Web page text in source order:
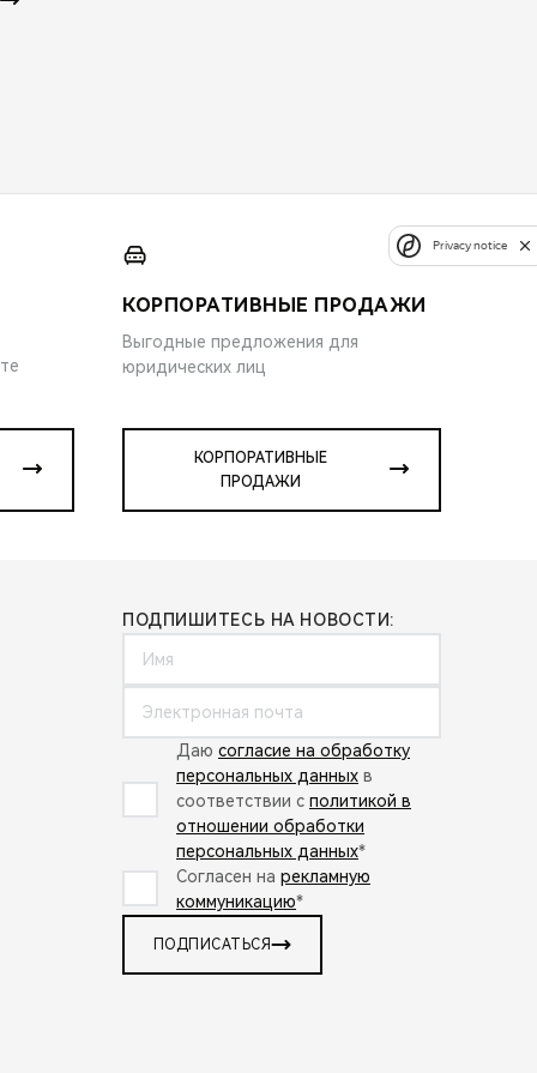
КОРПОРАТИВНЫЕ ПРОДАЖИ
Выгодные предложения для
юридических лиц
КОРПОРАТИВНЫЕ
ПРОДАЖИ
ПОДПИШИТЕСЬ НА НОВОСТИ:
Даю согласие на обработку
персональных данных в
соответствии с политикой в
отношении обработки
персональных данных*
Согласен на рекламную
коммуникацию*
ПОДПИСАТЬСЯ
Privacy notice